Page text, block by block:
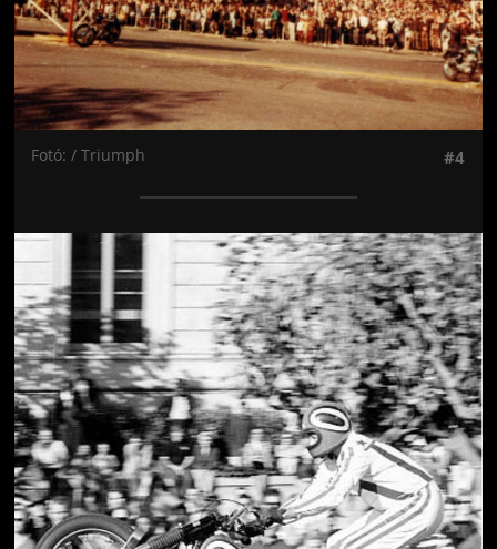
Fotó: / Triumph #4
Jön még kép!